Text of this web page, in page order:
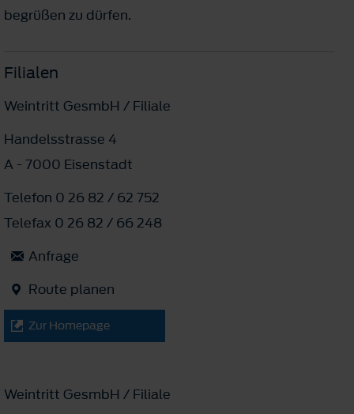
begrüßen zu dürfen.
Filialen
Weintritt GesmbH / Filiale
Handelsstrasse 4
A - 7000 Eisenstadt
Telefon 0 26 82 / 62 752
Telefax 0 26 82 / 66 248
Anfrage
Route planen
Zur Homepage
Weintritt GesmbH / Filiale